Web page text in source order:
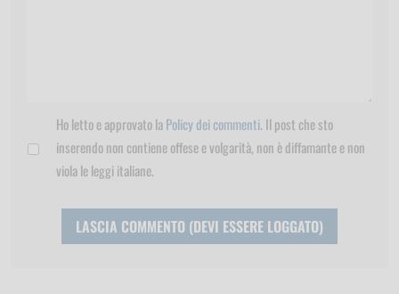
Ho letto e approvato laPolicy dei commenti. Il post che sto
inserendo non contiene offese e volgarità, non è diffamante e non
viola le leggi italiane.